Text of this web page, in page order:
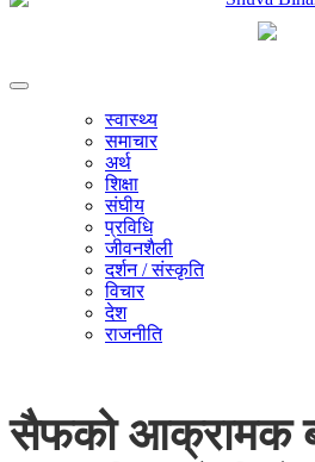
स्वास्थ्य
समाचार
अर्थ
शिक्षा
संघीय
प्रविधि
जीवनशैली
दर्शन / संस्कृति
विचार
देश
राजनीति
सैफको आक्रामक